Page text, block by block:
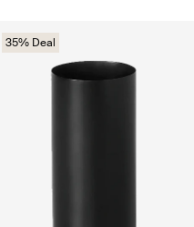
35% Deal